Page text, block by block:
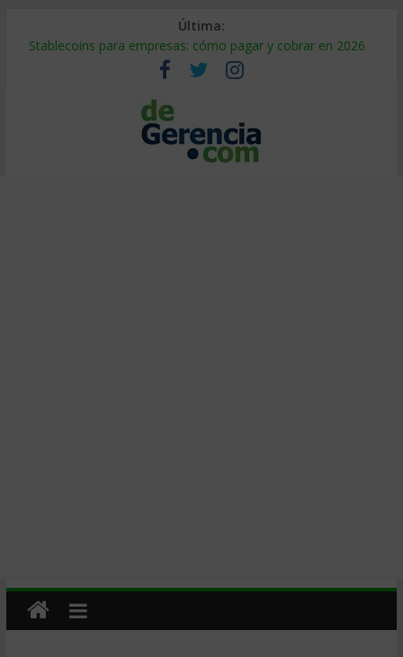
Última:
Stablecoins para empresas: cómo pagar y cobrar en 2026
Despido silencioso: qué es y por qué sale tan caro
IA en selección de personal: cómo auditarla a tiempo
Trabajo forzoso en la cadena de suministro: qué hacer
Mercado hispano de EE. UU.: cómo segmentarlo y venderle